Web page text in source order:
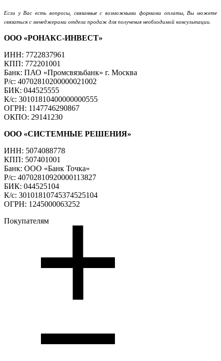
Если у Вас есть вопросы, связанные с возможными формами оплаты, Вы можете
связаться с менеджерами отдела продаж для получения необходимой консультации.
ООО «РОНАКС-ИНВЕСТ»
ИНН: 7722837961
КПП: 772201001
Банк: ПАО «Промсвязьбанк» г. Москва
Р/с: 40702810200000021002
БИК: 044525555
К/с: 30101810400000000555
ОГРН: 1147746290867
ОКПО: 29141230
ООО «СИСТЕМНЫЕ РЕШЕНИЯ»
ИНН: 5074088778
КПП: 507401001
Банк: ООО «Банк Точка»
Р/с: 40702810920000113827
БИК: 044525104
К/с: 30101810745374525104
ОГРН: 1245000063252
Покупателям